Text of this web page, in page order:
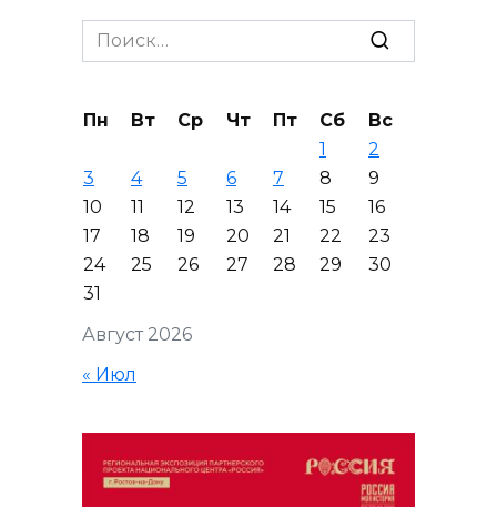
Search
for:
Август 2026
Пн Вт Ср Чт Пт Сб
Вс
1
2
3
4 5 6 7 8
9
10
11 12 13 14 15
16
17
18 19 20 21 22
23
24
25 26 27 28 29
30
31
« Июл